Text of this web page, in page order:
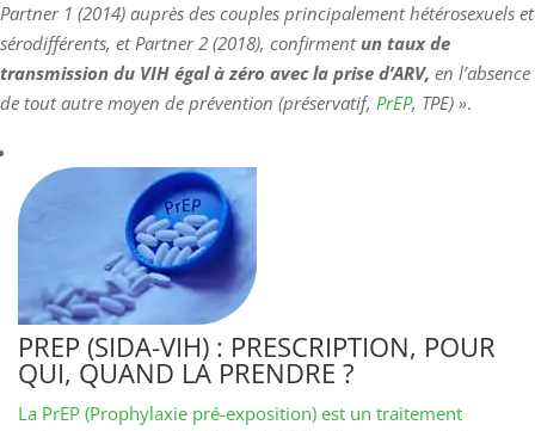
Partner 1 (2014) auprès des couples principalement hétérosexuels et
sérodifférents, et Partner 2 (2018), confirmentun taux de
transmission du VIH égal à zéro avec la prise d’ARV, en l’absence
de tout autre moyen de prévention (préservatif, PrEP, TPE) ».
PREP (SIDA-VIH) : PRESCRIPTION, POUR
QUI, QUAND LA PRENDRE ?
La PrEP (Prophylaxie pré-exposition) est un traitement